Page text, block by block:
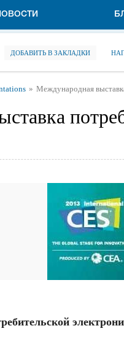
ДОБАВИТЬ В ЗАКЛАДКИ
Международная